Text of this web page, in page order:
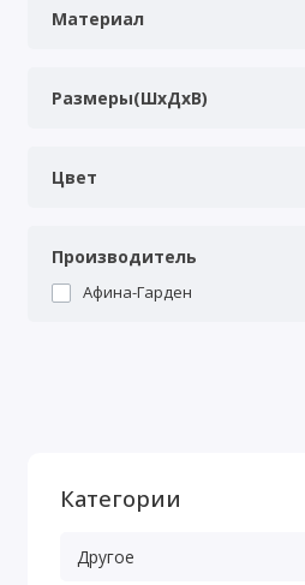
Материал
Размеры(ШхДхВ)
Цвет
Производитель
Афина-Гарден
Категории
Другое